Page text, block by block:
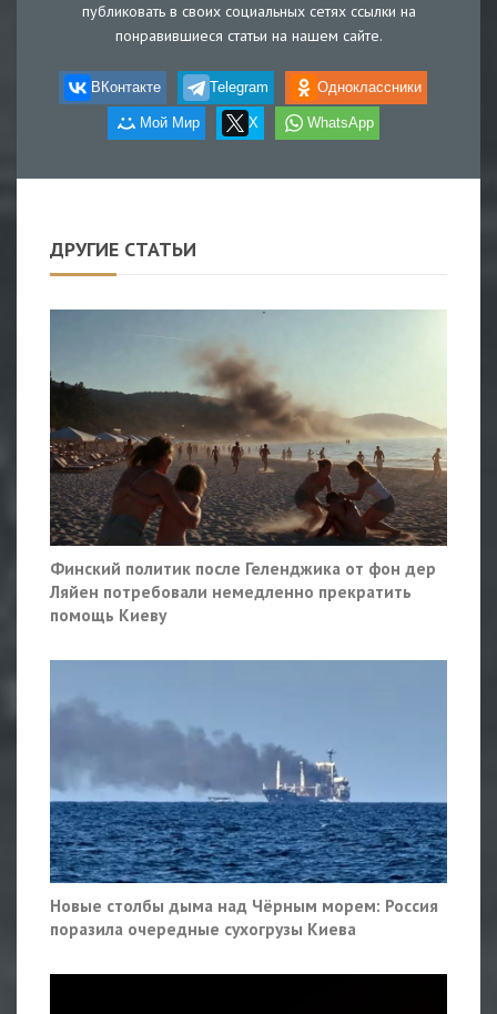
публиковать в своих социальных сетях ссылки на
понравившиеся статьи на нашем сайте.
ВКонтакте Telegram Одноклассники
Мой Мир X WhatsApp
ДРУГИЕ СТАТЬИ
Финский политик после Геленджика от фон дер
Ляйен потребовали немедленно прекратить
помощь Киеву
Новые столбы дыма над Чёрным морем: Россия
поразила очередные сухогрузы Киева